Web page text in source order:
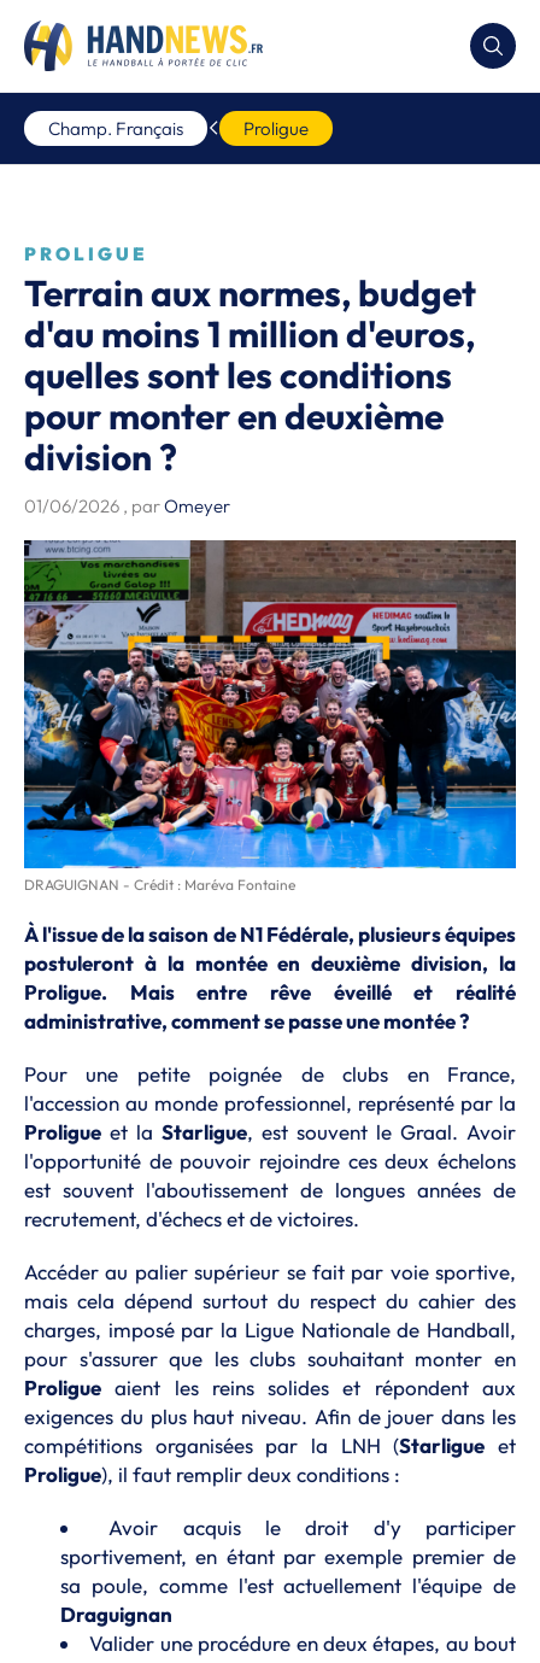
Champ. Français Proligue
PROLIGUE
Terrain aux normes, budget
d'au moins 1 million d'euros,
quelles sont les conditions
pour monter en deuxième
division ?
01/06/2026 , parOmeyer
DRAGUIGNAN - Crédit : Maréva Fontaine
À l'issue de la saison de N1 Fédérale, plusieurs équipes
postuleront à la montée en deuxième division, la
Proligue. Mais entre rêve éveillé et réalité
administrative, comment se passe une montée ?
Pour une petite poignée de clubs en France,
l'accession au monde professionnel, représenté par la
Proligue et la Starligue, est souvent le Graal. Avoir
l'opportunité de pouvoir rejoindre ces deux échelons
est souvent l'aboutissement de longues années de
recrutement, d'échecs et de victoires.
Accéder au palier supérieur se fait par voie sportive,
mais cela dépend surtout du respect du cahier des
charges, imposé par la Ligue Nationale de Handball,
pour s'assurer que les clubs souhaitant monter en
Proligue aient les reins solides et répondent aux
exigences du plus haut niveau. Afin de jouer dans les
compétitions organisées par la LNH (Starligue et
Proligue), il faut remplir deux conditions :
Avoir acquis le droit d'y participer
sportivement, en étant par exemple premier de
sa poule, comme l'est actuellement l'équipe de
Draguignan
Valider une procédure en deux étapes, au bout